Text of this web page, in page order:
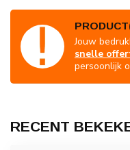
Jouw
snelle
persoonlijk
RECENT